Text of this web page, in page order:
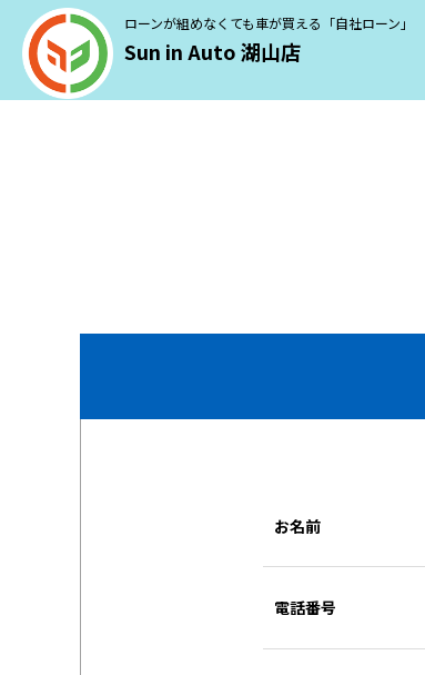
ローンが組めなくても車が買える「自社ローン」
Sun in Auto 湖山店
お名前
電話番号